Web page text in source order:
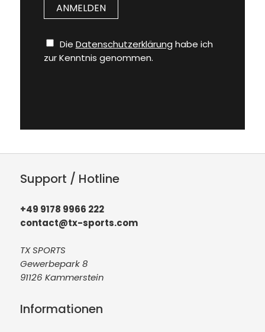
Die Datenschutzerklärung habe ich
zur Kenntnis genommen.
Support / Hotline
+49 9178 9966 222
contact@tx-sports.com
TX SPORTS
Gewerbepark 8
91126 Kammerstein
Informationen